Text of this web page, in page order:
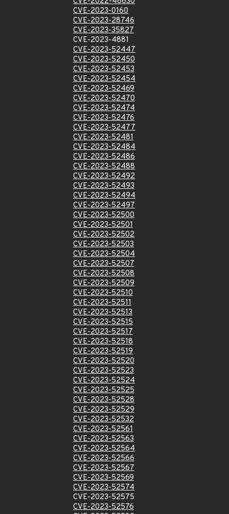
CVE-2023-0160
CVE-2023-28746
CVE-2023-35827
CVE-2023-4881
CVE-2023-52447
CVE-2023-52450
CVE-2023-52453
CVE-2023-52454
CVE-2023-52469
CVE-2023-52470
CVE-2023-52474
CVE-2023-52476
CVE-2023-52477
CVE-2023-52481
CVE-2023-52484
CVE-2023-52486
CVE-2023-52488
CVE-2023-52492
CVE-2023-52493
CVE-2023-52494
CVE-2023-52497
CVE-2023-52500
CVE-2023-52501
CVE-2023-52502
CVE-2023-52503
CVE-2023-52504
CVE-2023-52507
CVE-2023-52508
CVE-2023-52509
CVE-2023-52510
CVE-2023-52511
CVE-2023-52513
CVE-2023-52515
CVE-2023-52517
CVE-2023-52518
CVE-2023-52519
CVE-2023-52520
CVE-2023-52523
CVE-2023-52524
CVE-2023-52525
CVE-2023-52528
CVE-2023-52529
CVE-2023-52532
CVE-2023-52561
CVE-2023-52563
CVE-2023-52564
CVE-2023-52566
CVE-2023-52567
CVE-2023-52569
CVE-2023-52574
CVE-2023-52575
CVE-2023-52576